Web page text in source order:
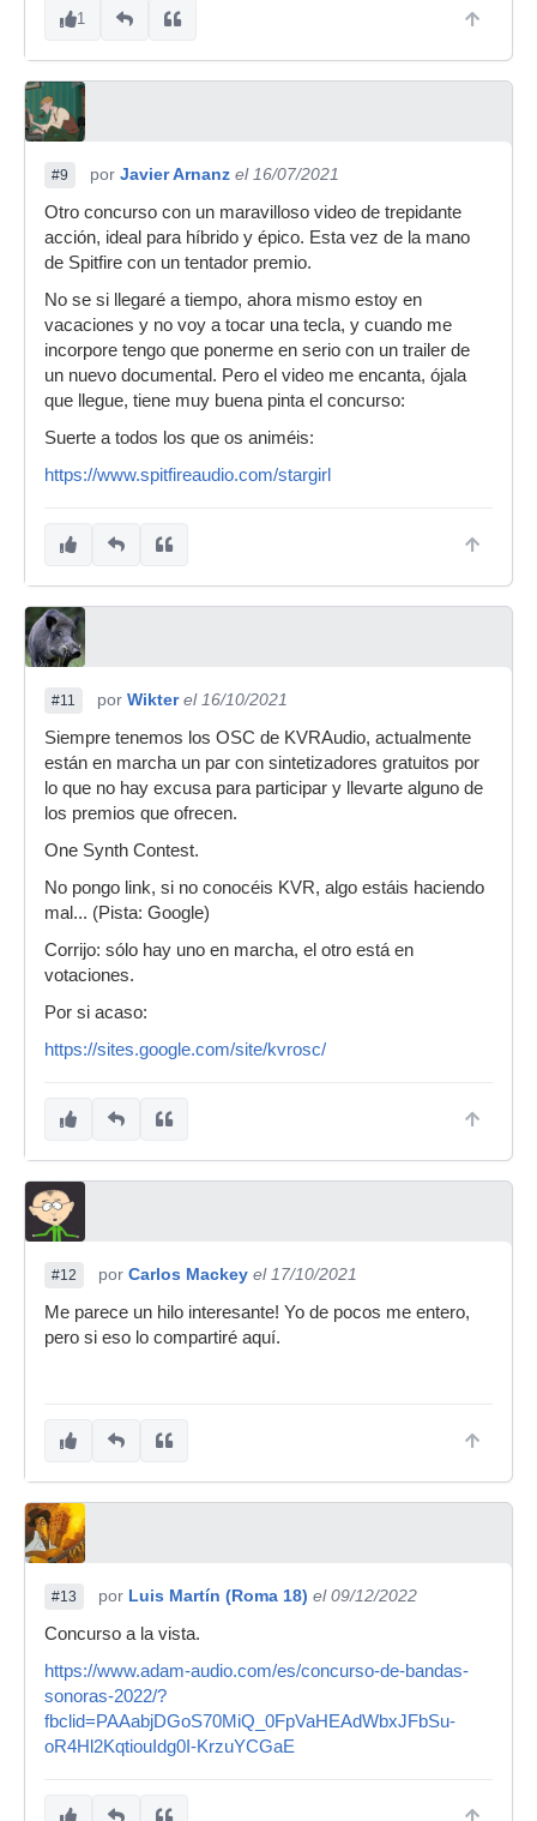
1
#9 por Javier Arnanz el 16/07/2021
Otro concurso con un maravilloso video de trepidante
acción, ideal para híbrido y épico. Esta vez de la mano
de Spitfire con un tentador premio.
No se si llegaré a tiempo, ahora mismo estoy en
vacaciones y no voy a tocar una tecla, y cuando me
incorpore tengo que ponerme en serio con un trailer de
un nuevo documental. Pero el video me encanta, ójala
que llegue, tiene muy buena pinta el concurso:
Suerte a todos los que os animéis:
https://www.spitfireaudio.com/stargirl
#11 por Wikter el 16/10/2021
Siempre tenemos los OSC de KVRAudio, actualmente
están en marcha un par con sintetizadores gratuitos por
lo que no hay excusa para participar y llevarte alguno de
los premios que ofrecen.
One Synth Contest.
No pongo link, si no conocéis KVR, algo estáis haciendo
mal... (Pista: Google)
Corrijo: sólo hay uno en marcha, el otro está en
votaciones.
Por si acaso:
https://sites.google.com/site/kvrosc/
#12 por Carlos Mackey el 17/10/2021
Me parece un hilo interesante! Yo de pocos me entero,
pero si eso lo compartiré aquí.
#13 por Luis Martín (Roma 18) el 09/12/2022
Concurso a la vista.
https://www.adam-audio.com/es/concurso-de-bandas-
sonoras-2022/?
fbclid=PAAabjDGoS70MiQ_0FpVaHEAdWbxJFbSu-
oR4Hl2KqtiouIdg0I-KrzuYCGaE